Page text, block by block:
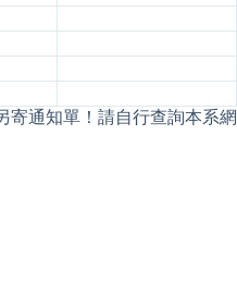
通知單！請自行查詢本系網